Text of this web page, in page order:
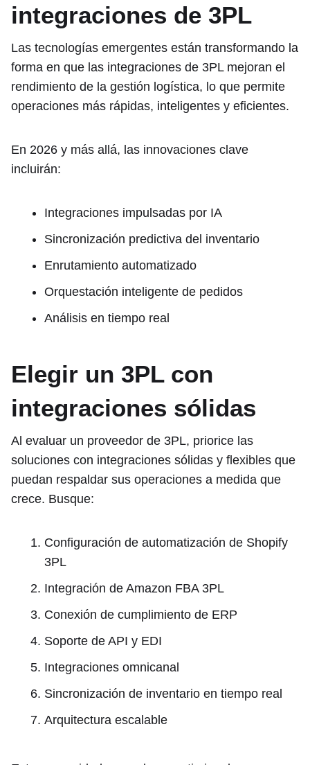
integraciones de 3PL
Las tecnologías emergentes están transformando la
forma en que las integraciones de 3PL mejoran el
rendimiento de la gestión logística, lo que permite
operaciones más rápidas, inteligentes y eficientes.
En 2026 y más allá, las innovaciones clave
incluirán:
Integraciones impulsadas por IA
Sincronización predictiva del inventario
Enrutamiento automatizado
Orquestación inteligente de pedidos
Análisis en tiempo real
Elegir un 3PL con
integraciones sólidas
Al evaluar un proveedor de 3PL, priorice las
soluciones con integraciones sólidas y flexibles que
puedan respaldar sus operaciones a medida que
crece. Busque:
Configuración de automatización de Shopify
3PL
Integración de Amazon FBA 3PL
Conexión de cumplimiento de ERP
Soporte de API y EDI
Integraciones omnicanal
Sincronización de inventario en tiempo real
Arquitectura escalable